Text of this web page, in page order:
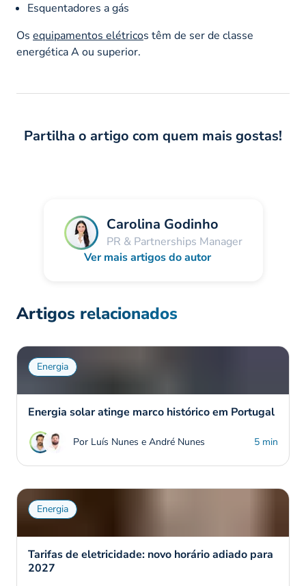
Esquentadores a gás
Os equipamentos elétricos têm de ser de classe
energética A ou superior.
Partilha o artigo com quem mais gostas!
Carolina Godinho
PR & Partnerships Manager
Ver mais artigos do autor
Artigos relacionados
Energia
Energia solar atinge marco histórico em Portugal
Por Luís Nunes e André Nunes 5 min
Energia
Tarifas de eletricidade: novo horário adiado para
2027